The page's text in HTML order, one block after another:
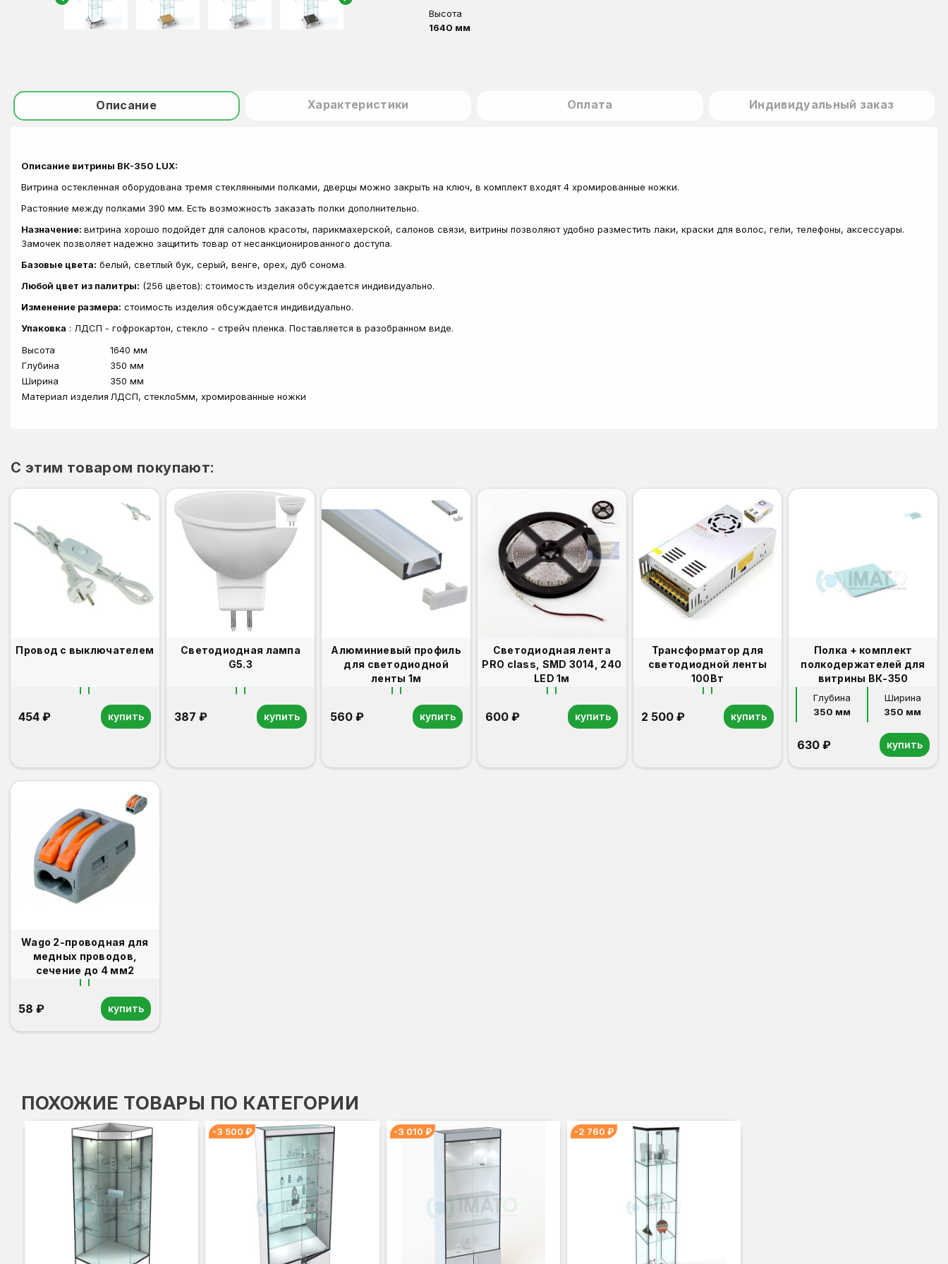
Высота
1640 мм
Описание Характеристики Оплата Индивидуальный заказ
Описание витрины ВК-350 LUX:
Витрина остекленная оборудована тремя стеклянными полками, дверцы можно закрыть на ключ, в комплект входят 4 хромированные ножки.
Растояние между полками 390 мм. Есть возможность заказать полки дополнительно.
Назначение: витрина хорошо подойдет для салонов красоты, парикмахерской, салонов связи, витрины позволяют удобно разместить лаки, краски для волос, гели, телефоны, аксессуары.
Замочек позволяет надежно защитить товар от несанкционированного доступа.
Базовые цвета: белый, светлый бук, серый, венге, орех, дуб сонома.
Любой цвет из палитры: (256 цветов): стоимость изделия обсуждается индивидуально.
Изменение размера: стоимость изделия обсуждается индивидуально.
Упаковка : ЛДСП - гофрокартон, стекло - стрейч пленка. Поставляется в разобранном виде.
Высота
1640 мм
Глубина
350 мм
Ширина
350 мм
Материал изделия ЛДСП, стекло5мм, хромированные ножки
C этим товаром покупают:
Провод с выключателем
454 ₽ купить
Светодиодная лампа
G5.3
387 ₽ купить
Алюминиевый профиль
для светодиодной
ленты 1м
560 ₽ купить
Светодиодная лента
PRO class, SMD 3014, 240
LED 1м
600 ₽ купить
Трансформатор для
светодиодной ленты
100Вт
2 500 ₽ купить
Полка + комплект
полкодержателей для
витрины ВК-350
Глубина
350 мм
Ширина
350 мм
630 ₽ купить
Wago 2-проводная для
медных проводов,
сечение до 4 мм2
58 ₽ купить
ПОХОЖИЕ ТОВАРЫ ПО КАТЕГОРИИ
-3 500 ₽ -3 010 ₽ -2 760 ₽